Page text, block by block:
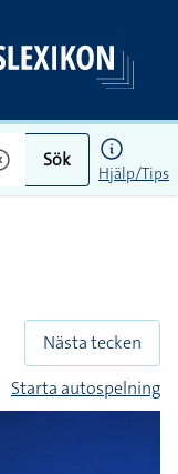
Sök
Hjälp/Tips
Nästa tecken
Starta autospelning